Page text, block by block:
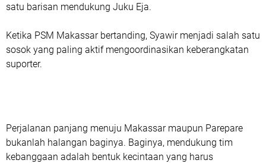
satu barisan mendukung Juku Eja.
Ketika PSM Makassar bertanding, Syawir menjadi salah satu
sosok yang paling aktif mengoordinasikan keberangkatan
suporter.
Perjalanan panjang menuju Makassar maupun Parepare
bukanlah halangan baginya. Baginya, mendukung tim
kebanggaan adalah bentuk kecintaan yang harus